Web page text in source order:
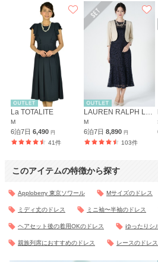
La TOTALITE
M
6泊7日 6,490 円
41件
LAUREN RALPH LAUREN
M
6泊7日8,890円
103件
このアイテムの特徴から探す
Apploberry 東京ソワール Mサイズのドレス
ミディ丈のドレス ミニ袖〜半袖のドレス
ヘアセット後の着用OKのドレス ゆったりシ
親族列席におすすめのドレス レースのドレス